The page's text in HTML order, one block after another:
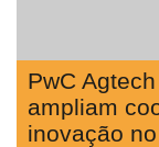
PwC
ampliam
inovação